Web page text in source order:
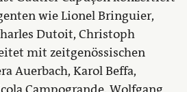
wie Lionel Bringuier,
Dutoit, Christoph
mit zeitgenössischen
Auerbach, Karol Beffa,